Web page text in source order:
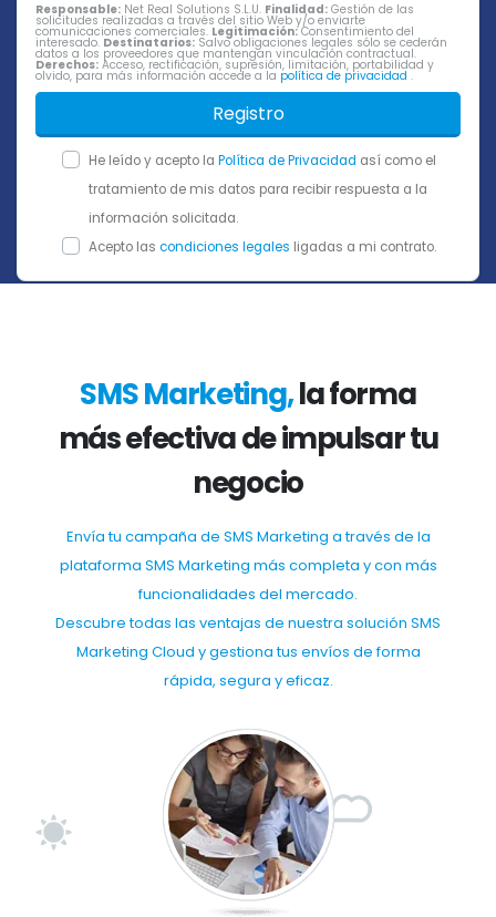
Responsable: Net Real Solutions S.L.U. Finalidad: Gestión de las
solicitudes realizadas a través del sitio Web y/o enviarte
comunicaciones comerciales. Legitimación:Consentimiento del
interesado. Destinatarios: Salvo obligaciones legales sólo se cederán
datos a los proveedores que mantengan vinculación contractual.
Derechos: Acceso, rectificación, supresión, limitación, portabilidad y
olvido, para más información accede a la política de privacidad .
Registro
He leído y acepto la Política de Privacidad así como el
tratamiento de mis datos para recibir respuesta a la
información solicitada.
Acepto las condiciones legales ligadas a mi contrato.
SMS Marketing,la forma
más efectiva de impulsar tu
negocio
Envía tu campaña de SMS Marketing a través de la
plataforma SMS Marketing más completa y con más
funcionalidades del mercado.
Descubre todas las ventajas de nuestra solución SMS
Marketing Cloud y gestiona tus envíos de forma
rápida, segura y eficaz.